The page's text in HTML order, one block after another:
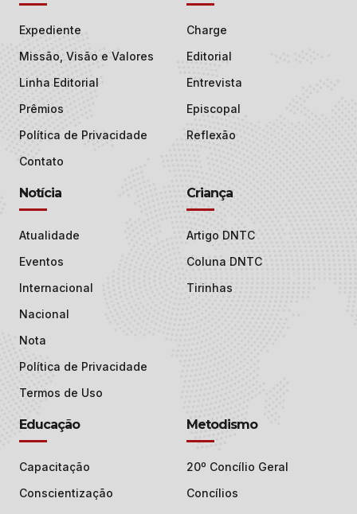
Expediente
Missão, Visão e Valores
Linha Editorial
Prêmios
Política de Privacidade
Contato
Charge
Editorial
Entrevista
Episcopal
Reflexão
Notícia
Atualidade
Eventos
Internacional
Nacional
Nota
Política de Privacidade
Termos de Uso
Criança
Artigo DNTC
Coluna DNTC
Tirinhas
Educação
Capacitação
Conscientização
Metodismo
20º Concílio Geral
Concílios